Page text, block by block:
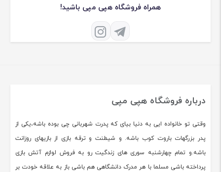
همراه فروشگاه هپی مپی باشید!
درباره فروشگاه هپی مپی
وقتی تو خانواده ایی به دنیا بیای که پدرت شهربانی چی بوده باشه،یکی از
پدر بزرگهات باروت کوب باشه. و شیطنت و ترقه بازی از بازیهای روزانت
باشه.و تمام چهارشنبه سوری های زندگیت رو به فروش لوازم آتش بازی
پرداخته باشی مسلما با هر مدرک دانشگاهی هم باشی باز به علاقه خودت بر